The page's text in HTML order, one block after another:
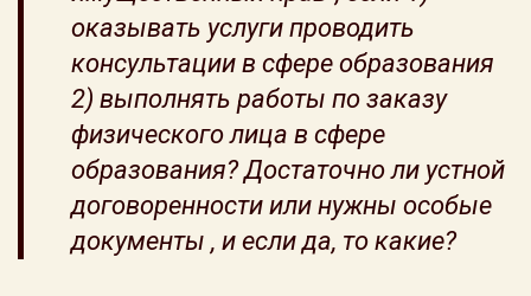
оказывать услуги проводить
консультации в сфере образования
2) выполнять работы по заказу
физического лица в сфере
образования? Достаточно ли устной
договоренности или нужны особые
документы , и если да, то какие?